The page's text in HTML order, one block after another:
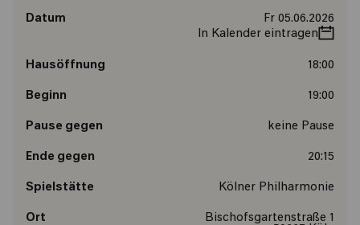
Datum
Fr 05.06.2026
In Kalender eintragen
Hausöffnung 18:00
Beginn 19:00
Pause gegen keine Pause
Ende gegen 20:15
Spielstätte Kölner Philharmonie
Ort
Bischofsgartenstraße 1